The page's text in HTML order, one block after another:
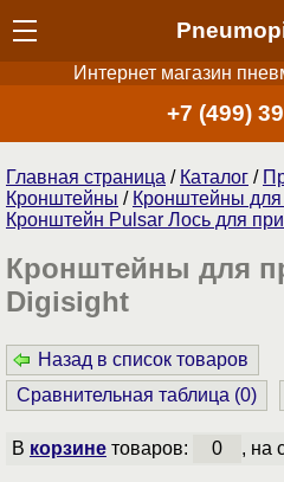
Интернет магазин
+7 (499)
Главная страница / Каталог /
Кронштейны / Кронштейны
Кронштейн Pulsar Лось для
Кронштейны для
Digisight
Назад в список товаров
Сравнительная таблица (0)
В корзинетоваров: 0 , на